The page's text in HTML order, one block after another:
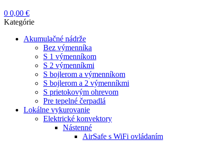
0 0,00 €
Kategórie
Akumulačné nádrže
Bez výmenníka
S 1 výmenníkom
S 2 výmenníkmi
S bojlerom a výmenníkom
S bojlerom a 2 výmenníkmi
S prietokovým ohrevom
Pre tepelné čerpadlá
Lokálne vykurovanie
Elektrické konvektory
Nástenné
AirSafe s WiFi ovládaním